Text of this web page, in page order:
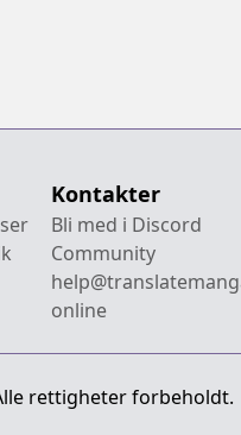
Kontakter
Bli med i Discord
Community
online
rettigheter forbeholdt.